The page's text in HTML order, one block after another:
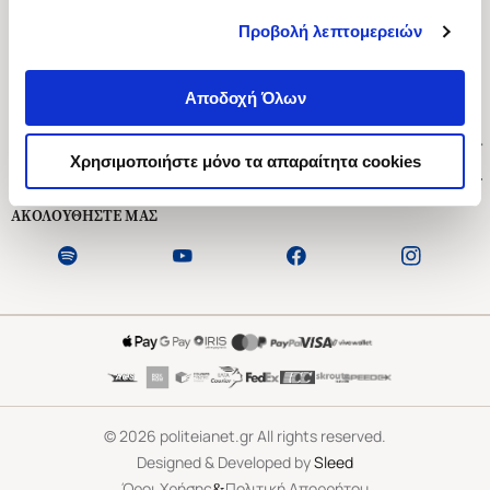
Προβολή λεπτομερειών
Αποδοχή Όλων
Χρησιμοποιήστε μόνο τα απαραίτητα cookies
Ασκληπιού 1-3, Αθήνα 106 79
Δευτέρα - Παρασκευή 09:00-21:00
Εξυπηρέτηση Πελατών
ΑΚΟΛΟΥΘΗΣΤΕ ΜΑΣ
©2026 politeianet.gr All rights reserved.
Designed & Developed bySleed